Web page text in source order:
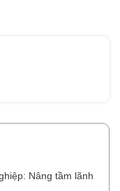
Nâng tầm lãnh